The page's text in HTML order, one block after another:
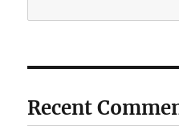
Recent